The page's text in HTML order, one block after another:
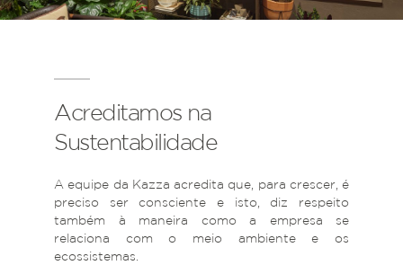
Acreditamos na
Sustentabilidade
A equipe da Kazza acredita que, para crescer, é
preciso ser consciente e isto, diz respeito
também à maneira como a empresa se
relaciona com o meio ambiente e os
ecossistemas.